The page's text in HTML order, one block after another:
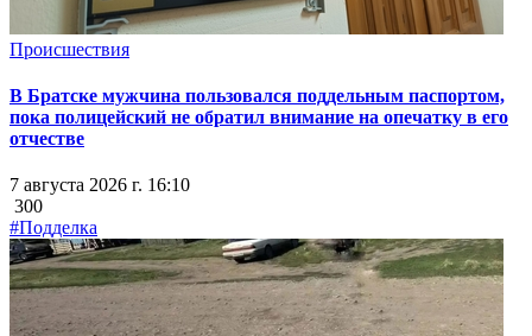
Происшествия
В Братске мужчина пользовался поддельным паспортом,
пока полицейский не обратил внимание на опечатку в его
отчестве
7 августа 2026 г. 16:10
300
#Подделка